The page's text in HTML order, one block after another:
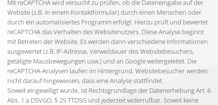
Mit reCAPTCHA wird versucht zu prüfen, ob die Dateneingabe auf der
Website (z.B. in einem Kontaktformular) durch einen Menschen oder
durch ein automatisiertes Programm erfolgt. Hierzu prüft und bewertet
reCAPTCHA das Verhalten des Websitenutzers. Diese Analyse beginnt
mit Betreten der Website. Es werden dann verschiedene Informationen
ausgewertet (z.B. IP-Adresse, Verweildauer des Websitebesuchers,
getätigte Mausbewegungen usw.) und an Google weitergeleitet. Die
reCAPTCHA-Analysen laufen im Hintergrund. Websitebesucher werden
nicht darauf hingewiesen, dass eine Analyse stattfindet.
Soweit eingewilligt wurde, ist Rechtsgrundlage der Datenerhebung Art. 6
Abs. 1 a DSVGO, § 25 TTDSG und jederzeit widerrufbar. Soweit keine